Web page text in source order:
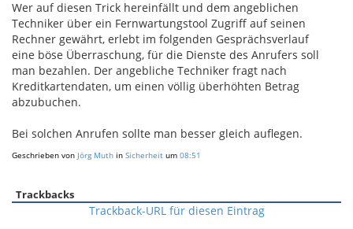
Wer auf diesen Trick hereinfällt und dem angeblichen
Techniker über ein Fernwartungstool Zugriff auf seinen
Rechner gewährt, erlebt im folgenden Gesprächsverlauf
eine böse Überraschung, für die Dienste des Anrufers soll
man bezahlen. Der angebliche Techniker fragt nach
Kreditkartendaten, um einen völlig überhöhten Betrag
abzubuchen.
Bei solchen Anrufen sollte man besser gleich auflegen.
Geschrieben von Jörg Muth in Sicherheit um 08:51
Trackbacks
Trackback-URL für diesen Eintrag